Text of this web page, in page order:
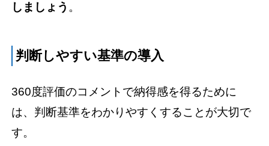
しましょう 。
判断しやすい基準の導入
360度評価のコメントで納得感を得るために
は、判断基準をわかりやすくすることが大切で
す。